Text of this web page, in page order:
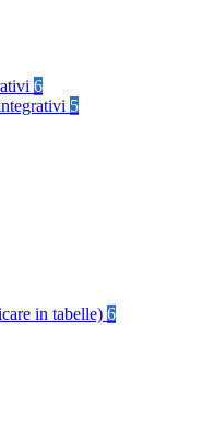
6
5
in tabelle) 6